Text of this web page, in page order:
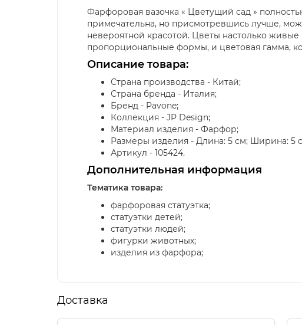
Фарфоровая вазочка « Цветущий сад »
примечательна, но присмотревшись лучше,
невероятной красотой. Цветы настолько живые
пропорциональные формы, и цветовая гамма,
Описание товара:
Страна производства - Китай;
Страна бренда - Италия;
Бренд - Pavone;
Коллекция - JP Design;
Материал изделия - Фарфор;
Размеры изделия - Длина: 5 см; Ширина: 5
Артикул - 105424.
Дополнительная информация
Тематика товара:
фарфоровая статуэтка;
статуэтки детей;
статуэтки людей;
фигурки животных;
изделия из фарфора;
Доставка